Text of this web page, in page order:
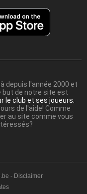
depuis l'année 2000 et
but de notre site est
le club et ses joueurs.
de l'aide! Comme
au site comme vous
- Disclaimer